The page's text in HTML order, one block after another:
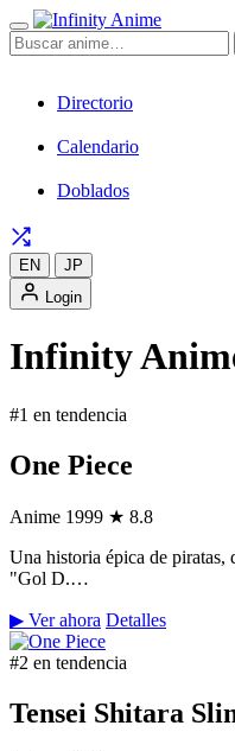
Directorio
Calendario
Doblados
EN
JP
Login
Infinity
#1 en tendencia
One Piece
Anime 1999 ★ 8.8
Una historia épica de
"Gol D.…
▶ Ver ahora Detalles
#2 en tendencia
Tensei Shitara